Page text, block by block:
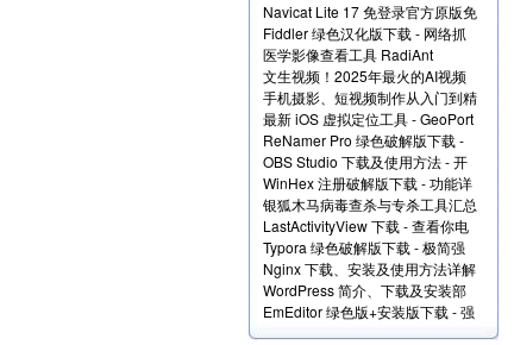
Navicat Lite 17 免登录官方原版免
费版下载
Fiddler 绿色汉化版下载 - 网络抓
包分析工具
医学影像查看工具 RadiAnt
DICOM Viewer（支持.dcm文件）
下载
文生视频！2025年最火的AI视频
生成工具TOP10
手机摄影、短视频制作从入门到精
通视频教程全套免费下载
最新 iOS 虚拟定位工具 - GeoPort
轻松伪装全球任何位置
ReNamer Pro 绿色破解版下载 -
文件批量重命名小工具
OBS Studio 下载及使用方法 - 开
源免费的专业级录屏利器
WinHex 注册破解版下载 - 功能详
解+使用实例
银狐木马病毒查杀与专杀工具汇总
下载
LastActivityView 下载 - 查看你电
脑上的所有操作记录！
Typora 绿色破解版下载 - 极简强
大的本地 Markdown 编辑器
Nginx 下载、安装及使用方法详解
WordPress 简介、下载及安装部
署详解
EmEditor 绿色版+安装版下载 - 强
大专业的文本编辑器